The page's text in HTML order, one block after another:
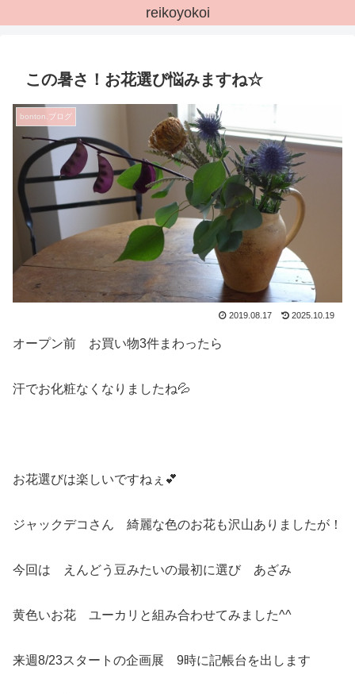
reikoyokoi
この暑さ！お花選び悩みますね☆
bonton.ブログ
2019.08.17 2025.10.19
オープン前 お買い物3件まわったら
汗でお化粧なくなりましたね💦
お花選びは楽しいですねぇ💕
ジャックデコさん 綺麗な色のお花も沢山ありましたが！
今回は えんどう豆みたいの最初に選び あざみ
黄色いお花 ユーカリと組み合わせてみました^^
来週8/23スタートの企画展 9時に記帳台を出します